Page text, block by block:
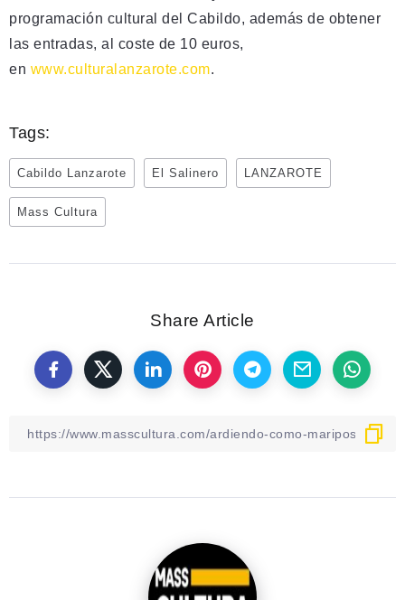
programación cultural del Cabildo, además de obtener
las entradas, al coste de 10 euros,
en www.culturalanzarote.com.
Tags:
Cabildo Lanzarote El Salinero LANZAROTE
Mass Cultura
Share Article